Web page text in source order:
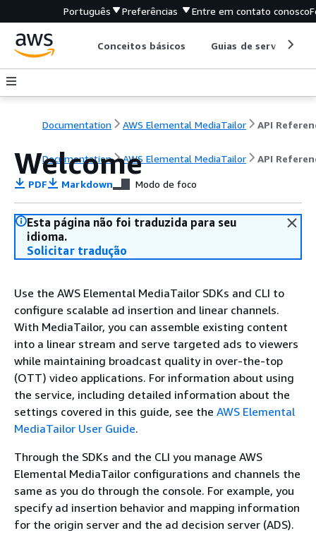
Português Preferências Entre em contato conosco
Conceitos básicos Guias de serviço
Documentation AWS Elemental MediaTailor API
Documentation AWS Elemental MediaTailor API
Welcome
PDF Markdown Modo de foco
Esta página não foi traduzida para seu
idioma.
Solicitar tradução
Use the AWS Elemental MediaTailor SDKs and CLI to
configure scalable ad insertion and linear channels.
With MediaTailor, you can assemble existing content
into a linear stream and serve targeted ads to viewers
while maintaining broadcast quality in over-the-top
(OTT) video applications. For information about using
the service, including detailed information about the
settings covered in this guide, see the AWS Elemental
MediaTailor User Guide.
Through the SDKs and the CLI you manage AWS
Elemental MediaTailor configurations and channels the
same as you do through the console. For example, you
specify ad insertion behavior and mapping information
for the origin server and the ad decision server (ADS).